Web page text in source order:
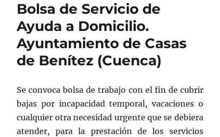
Bolsa de Servicio de
Ayuda a Domicilio.
Ayuntamiento de Casas
de Benítez (Cuenca)
Se convoca bolsa de trabajo con el fin de cubrir
bajas por incapacidad temporal, vacaciones o
cualquier otra necesidad urgente que se debiera
atender, para la prestación de los servicios